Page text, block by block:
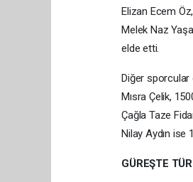
Elizan Ecem
Melek Naz
elde etti.
Diğer sporcular
Mısra Çelik,
Çağla Taze
Nilay Aydın ise
GÜREŞTE